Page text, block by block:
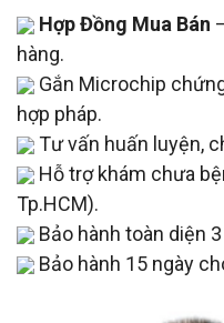
Hợp Đồng Mua Bán
hàng.
Gắn Microchip
hợp pháp.
Tư vấn huấn luyện,
Hỗ trợ khám chưa
Tp.HCM).
Bảo hành toàn diện
Bảo hành 15 ngày